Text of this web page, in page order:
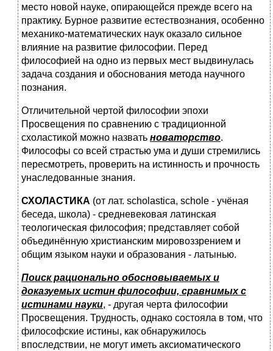
место новой науке, опирающейся прежде всего на
практику. Бурное развитие естествознания, особенно
механико-математических наук оказало сильное
влияние на развитие философии. Перед
философией на одно из первых мест выдвинулась
задача создания и обоснования метода научного
познания.
Отличительной чертой философии эпохи
Просвещения по сравнению с традиционной
схоластикой можно назвать новаторство.
Философы со всей страстью ума и души стремились
пересмотреть, проверить на истинность и прочность
унаследованные знания.
СХОЛАСТИКА (от лат. scholastica, schole - учёная
беседа, школа) - средневековая латинская
теологическая философия; представляет собой
объединённую христианским мировоззрением и
общим языком науки и образования - латынью.
Поиск рационально обосновываемых и
доказуемых истин философии, сравнимых с
истинами науки, - другая черта философии
Просвещения. Трудность, однако состояла в том, что
философские истины, как обнаружилось
впоследствии, не могут иметь аксиоматического